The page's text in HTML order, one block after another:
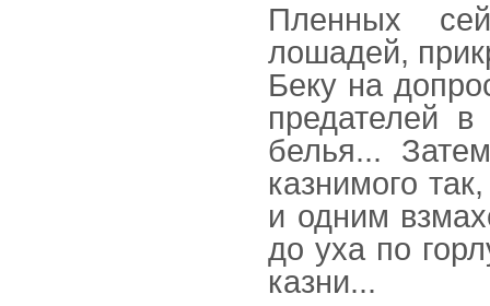
Пленных
лошадей,
Беку на
предателей
белья...
казнимого
и одним
до уха по
казни...